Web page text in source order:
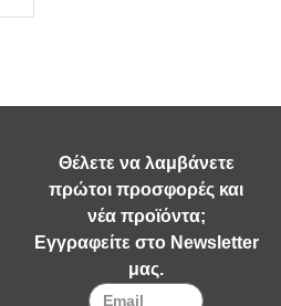
Θέλετε να λαμβάνετε
πρώτοι προσφορές και
νέα προϊόντα;
Εγγραφείτε στο Newsletter
μας.